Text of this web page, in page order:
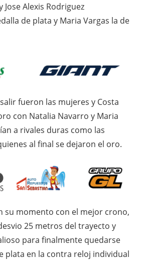
Alexis Rodriguez
de plata y Maria Vargas la de
fueron las mujeres y Costa
con Natalia Navarro y Maria
a rivales duras como las
al final se dejaron el oro.
su momento con el mejor crono,
25 metros del trayecto y
para finalmente quedarse
plata en la contra reloj individual